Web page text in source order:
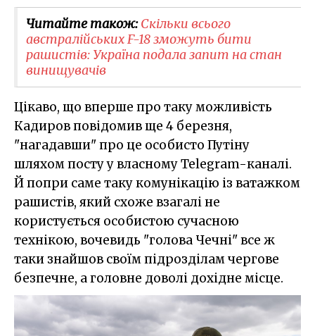
Читайте також:Скільки всього
австралійських F-18 зможуть бити
рашистів: Україна подала запит на стан
винищувачів
Цікаво, що вперше про таку можливість
Кадиров повідомив ще 4 березня,
"нагадавши" про це особисто Путіну
шляхом посту у власному Telegram-каналі.
Й попри саме таку комунікацію із ватажком
рашистів, який схоже взагалі не
користується особистою сучасною
технікою, вочевидь "голова Чечні" все ж
таки знайшов своїм підрозділам чергове
безпечне, а головне доволі дохідне місце.